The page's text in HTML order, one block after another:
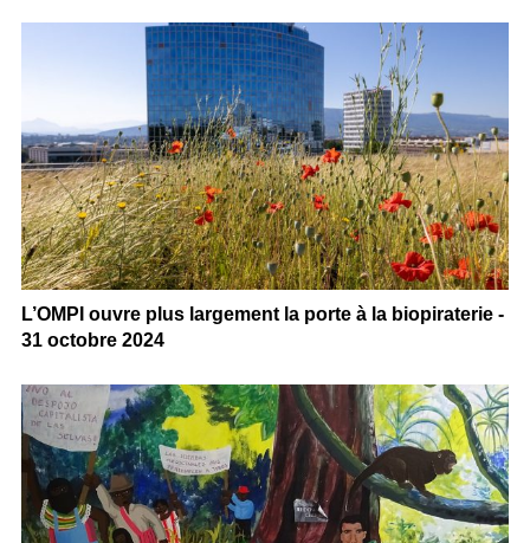
L’OMPI ouvre plus largement la porte à la biopiraterie -
31 octobre 2024